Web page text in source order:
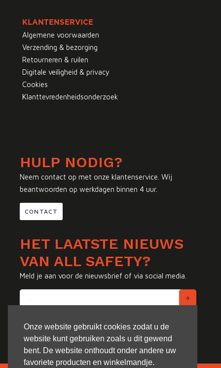
Onze website gebruikt cookies zodat u de
website kunt gebruiken zoals u dit gewend
bent. De website onthoudt onder andere uw
favoriete producten en winkelmandje.
KLANTENSERVICE
Algemene voorwaarden
Verzending & bezorging
Retourneren & ruilen
Digitale veiligheid & privacy
Cookies
Klanttevredenheidsonderzoek
HULP NODIG?
Neem contact op met onze klantenservice. Wij
beantwoorden op werkdagen binnen 4 uur.
CONTACT
HET LAATSTE NIEUWS
VAN ALL SAFETY?
Meld je aan voor de nieuwsbrief of via social media.